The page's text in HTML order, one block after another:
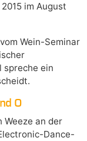
im August
Wein-Seminar
spreche ein
O
Weeze an der
Dance-